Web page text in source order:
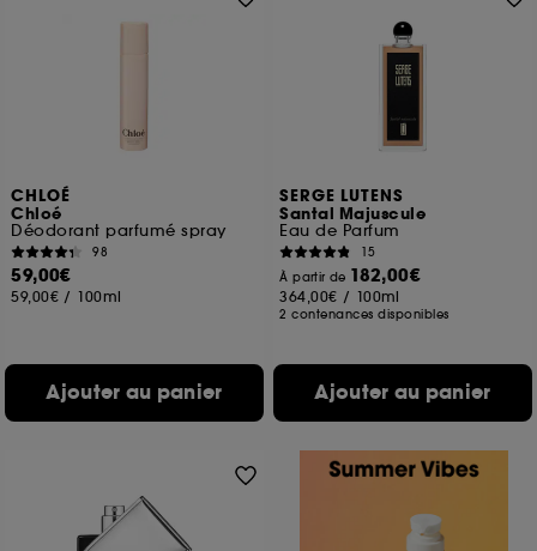
CHLOÉ
Chloé
Déodorant parfumé spray
98
59,00€
59,00€ / 100ml
Ajouter au panier
SERGE LUTENS
Santal Majuscule
Eau de Parfum
15
À partir de 182,00€
364,00€ / 100ml
2 contenances disponibles
Ajouter au panier